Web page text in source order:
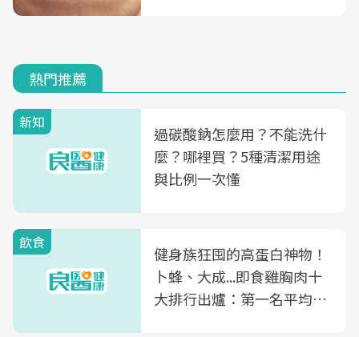
熱門推薦
新知
過碳酸鈉怎麼用？不能洗什
麼？哪裡買？5種清潔用途
與比例一次懂
飲食
健身族狂囤的高蛋白神物！
卜蜂、大成...即食雞胸肉十
大排行出爐：第一名平均一